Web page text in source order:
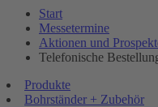
Start
Messetermine
Aktionen und
Telefonische
Produkte
Bohrständer + Zubehör